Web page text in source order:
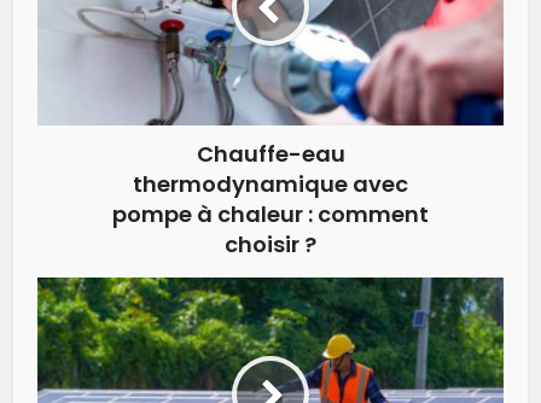
Chauffe-eau
thermodynamique avec
pompe à chaleur : comment
choisir ?